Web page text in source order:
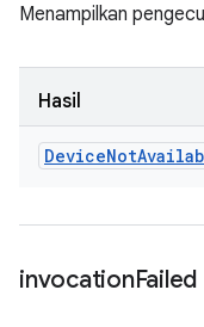
Menampilkan
Hasil
DeviceNot
invocationFailed